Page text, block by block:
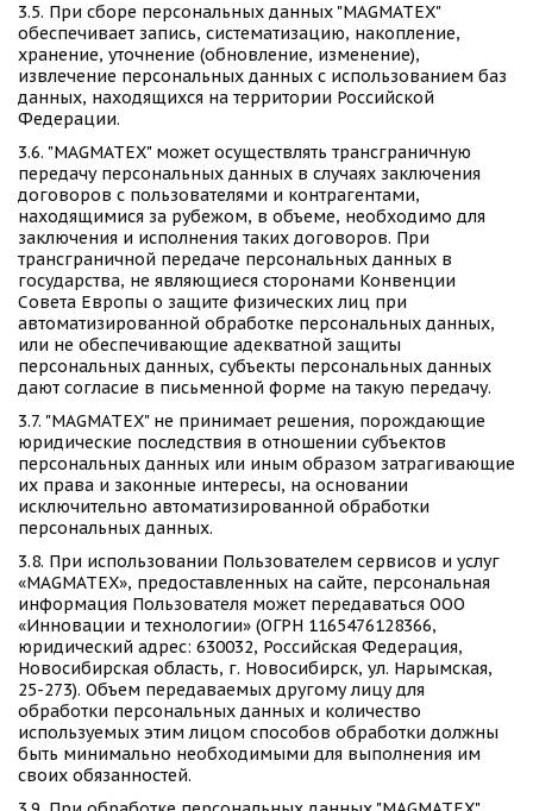
3.5. При сборе персональных данных "MAGMATEX"
обеспечивает запись, систематизацию, накопление,
хранение, уточнение (обновление, изменение),
извлечение персональных данных с использованием баз
данных, находящихся на территории Российской
Федерации.
3.6. "MAGMATEX" может осуществлять трансграничную
передачу персональных данных в случаях заключения
договоров с пользователями и контрагентами,
находящимися за рубежом, в объеме, необходимо для
заключения и исполнения таких договоров. При
трансграничной передаче персональных данных в
государства, не являющиеся сторонами Конвенции
Совета Европы о защите физических лиц при
автоматизированной обработке персональных данных,
или не обеспечивающие адекватной защиты
персональных данных, субъекты персональных данных
дают согласие в письменной форме на такую передачу.
3.7. "MAGMATEX" не принимает решения, порождающие
юридические последствия в отношении субъектов
персональных данных или иным образом затрагивающие
их права и законные интересы, на основании
исключительно автоматизированной обработки
персональных данных.
3.8. При использовании Пользователем сервисов и услуг
«MAGMATEX», предоставленных на сайте, персональная
информация Пользователя может передаваться ООО
«Инновации и технологии» (ОГРН 1165476128366,
юридический адрес: 630032, Российская Федерация,
Новосибирская область, г. Новосибирск, ул. Нарымская,
25-273). Объем передаваемых другому лицу для
обработки персональных данных и количество
используемых этим лицом способов обработки должны
быть минимально необходимыми для выполнения им
своих обязанностей.